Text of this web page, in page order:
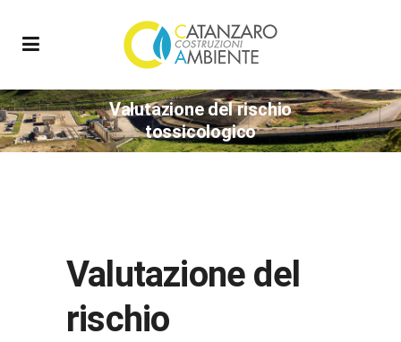
Valutazione del rischio
tossicologico
Valutazione del
rischio